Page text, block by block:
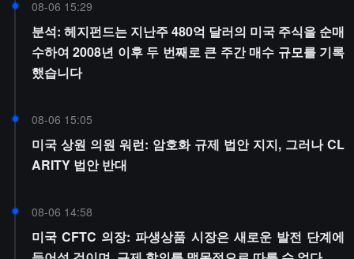
08-06 15:29
분석: 헤지펀드는 지난주 480억 달러의 미국 주식을 순매
수하여 2008년 이후 두 번째로 큰 주간 매수 규모를 기록
했습니다
08-06 15:05
미국 상원 의원 워런: 암호화 규제 법안 지지, 그러나 CL
ARITY 법안 반대
08-06 14:58
미국 CFTC 의장: 파생상품 시장은 새로운 발전 단계에